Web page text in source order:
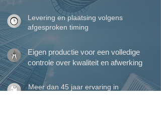
Levering en plaatsing volgens
afgesproken timing
Eigen productie voor een volledige
controle over kwaliteit en afwerking
Meer dan 45 jaar ervaring in